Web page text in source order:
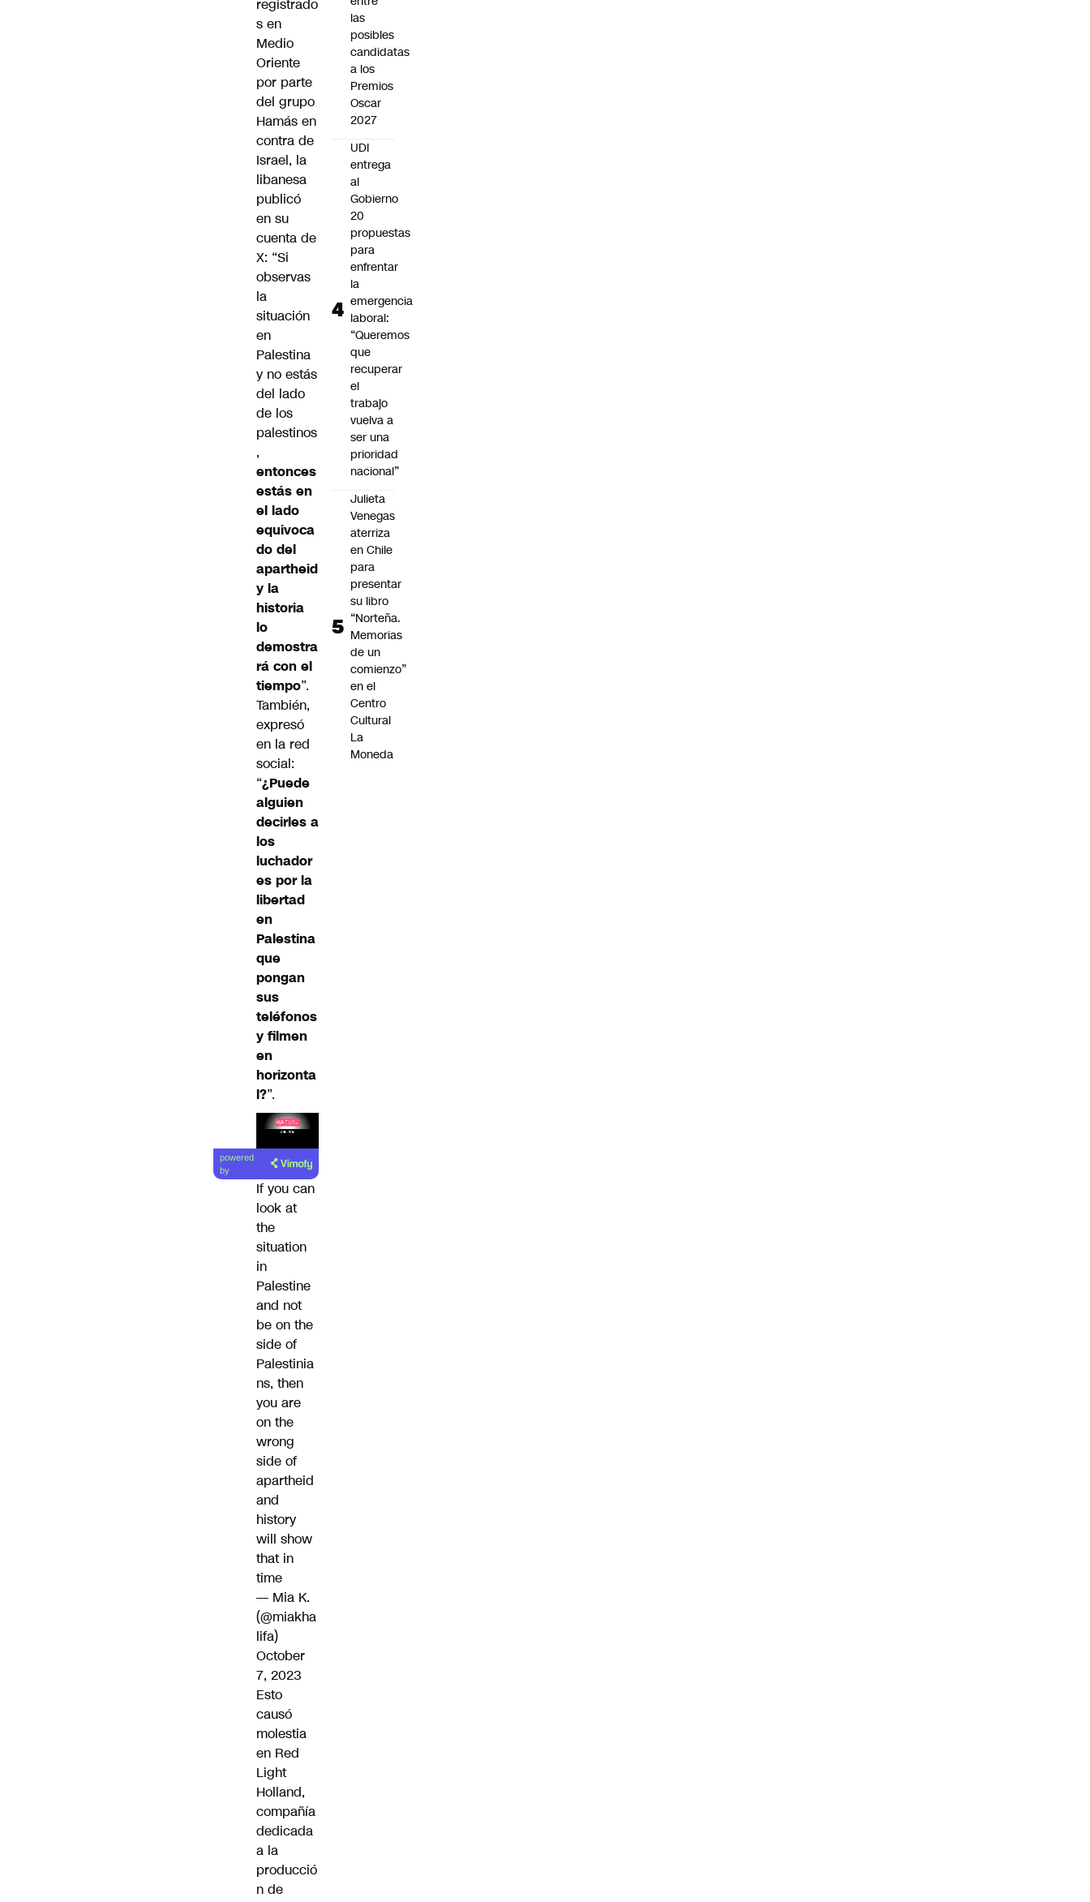
registrado
s en
Medio
Oriente
por parte
del grupo
Hamás en
contra de
Israel, la
libanesa
publicó
en su
cuenta de
X: “Si
observas
la
situación
en
Palestina
y no estás
del lado
de los
palestinos
,
entonces
estás en
el lado
equivoca
do del
apartheid
y la
historia
lo
demostra
rá con el
tiempo”.
También,
expresó
en la red
social:
“¿Puede
alguien
decirles a
los
luchador
es por la
libertad
en
Palestina
que
pongan
sus
teléfonos
y filmen
en
horizonta
l?”.
Lea el
artículo
powered
by
If you can
look at
the
situation
in
Palestine
and not
be on the
side of
Palestinia
ns, then
you are
on the
wrong
side of
apartheid
and
history
will show
that in
time
— Mia K.
(@miakha
lifa)
October
7, 2023
Esto
causó
molestia
en Red
Light
Holland,
compañía
dedicada
a la
producció
n de
las
posibles
candidatas
a los
Premios
Oscar
2027
UDI
entrega
al
Gobierno
20
propuestas
para
enfrentar
la
emergencia
laboral:
“Queremos
que
recuperar
el
trabajo
vuelva a
ser una
prioridad
nacional”
Julieta
Venegas
aterriza
en Chile
para
presentar
su libro
“Norteña.
Memorias
de un
comienzo”
en el
Centro
Cultural
La
Moneda